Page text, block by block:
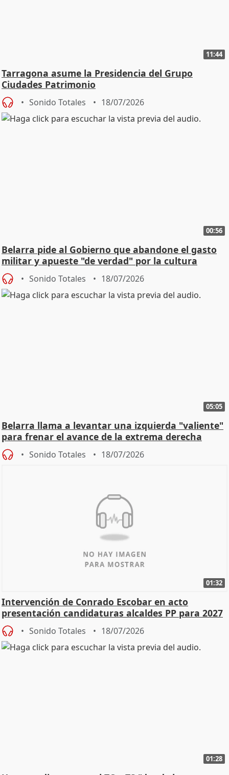
11:44
Tarragona asume la Presidencia del Grupo
Ciudades Patrimonio
Sonido Totales 18/07/2026
00:56
Belarra pide al Gobierno que abandone el gasto
militar y apueste "de verdad" por la cultura
Sonido Totales 18/07/2026
05:05
Belarra llama a levantar una izquierda "valiente"
para frenar el avance de la extrema derecha
Sonido Totales 18/07/2026
01:32
Intervención de Conrado Escobar en acto
presentación candidaturas alcaldes PP para 2027
Sonido Totales 18/07/2026
01:28